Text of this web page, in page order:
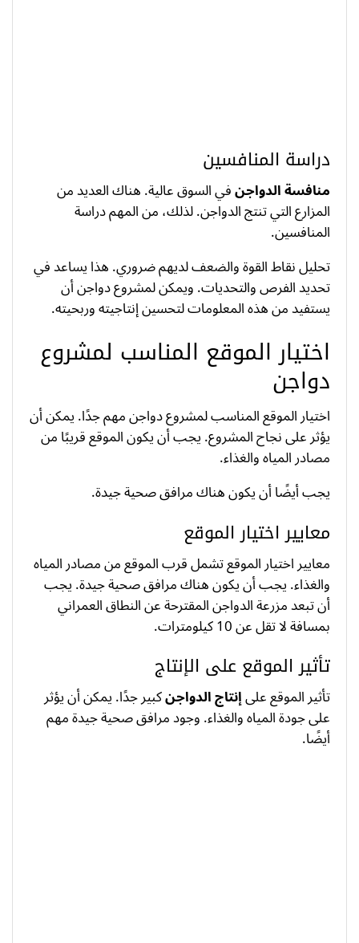
دراسة المنافسين
منافسة الدواجنفي السوق عالية. هناك العديد من
المزارع التي تنتج الدواجن. لذلك، من المهم دراسة
المنافسين.
تحليل نقاط القوة والضعف لديهم ضروري. هذا يساعد في
تحديد الفرص والتحديات. ويمكن لمشروع دواجن أن
يستفيد من هذه المعلومات لتحسين إنتاجيته وربحيته.
اختيار الموقع المناسب لمشروع
دواجن
اختيار الموقع المناسب لمشروع دواجن مهم جدًا. يمكن أن
يؤثر على نجاح المشروع. يجب أن يكون الموقع قريبًا من
مصادر المياه والغذاء.
يجب أيضًا أن يكون هناك مرافق صحية جيدة.
معايير اختيار الموقع
معايير اختيار الموقع تشمل قرب الموقع من مصادر المياه
والغذاء. يجب أن يكون هناك مرافق صحية جيدة. يجب
أن تبعد مزرعة الدواجن المقترحة عن النطاق العمراني
بمسافة لا تقل عن 10 كيلومترات.
تأثير الموقع على الإنتاج
تأثير الموقع علىإنتاج الدواجنكبير جدًا. يمكن أن يؤثر
على جودة المياه والغذاء. وجود مرافق صحية جيدة مهم
أيضًا.